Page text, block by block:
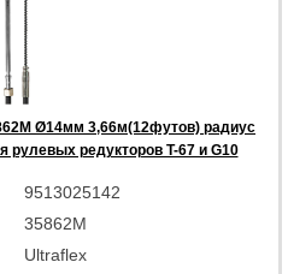
Ø14мм 3,66м(12футов) радиус
редукторов T-67 и G10
9513025142
35862M
Ultraflex